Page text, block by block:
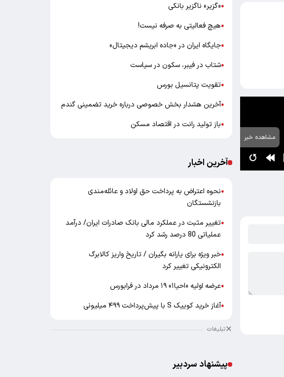
مشاهده خبر
●«گزیر» ناگزیر بانکی
●هیچ فعالیتی به صرفه نیست!
●جایگاه ایران در «جاده ابریشم دیجیتال»
●شتاب در فیبر، سکون در سیاست
●تقویت پتانسیل بورس
●آخرین هشدار بخش خصوصی درباره خرید تضمینی گندم
●باز تولید رانت در اقتصاد مسکن
آخرین اخبار
●نحوه اعتراض به پرداخت حق اولاد و عائله‌مندی
بازنشستگان
●تغییر مثبت در عملکرد مالی بانک صادرات ایران/ درآمد
عملیاتی 80 درصد رشد کرد
●خبر ویژه برای یارانه بگیران / تاریخ واریز کالابرگ
الکترونیکی تغییر کرد
●عرضه اولیه «احیا۱» ۱۹ مرداد در فرابورس
●آغاز خرید کوییک S با پیش‌پرداخت ۴۹۹ میلیونی
تبلیغات
پیشنهاد سردبیر